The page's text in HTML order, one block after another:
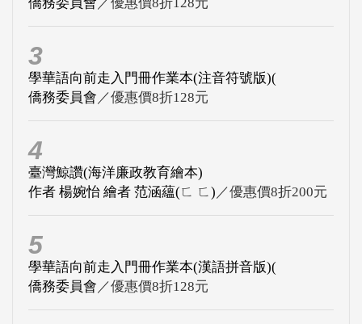
3
學華語向前走入門冊作業本(注音符號版)(
僑務委員會 ／優惠價8折128元
4
臺灣鯨讚(海洋廉政教育繪本)
作者 楊婉怡 繪者 范涵蘊(ㄈ ㄈ) ／優惠價8折200元
5
學華語向前走入門冊作業本(漢語拼音版)(
僑務委員會 ／優惠價8折128元